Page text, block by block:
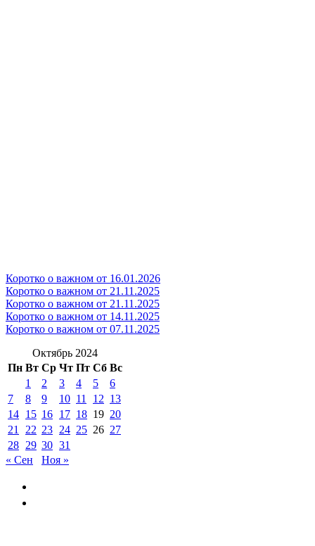
Коротко о важном от 16.01.2026
Коротко о важном от 21.11.2025
Коротко о важном от 21.11.2025
Коротко о важном от 14.11.2025
Коротко о важном от 07.11.2025
Октябрь 2024
Пн Вт Ср Чт Пт Сб Вс
1
2 3 4 5
6
7
8 9 10 11 12 13
14 15 16 17 18 19 20
21
22 23 24 25 26 27
28 29 30 31
« Сен
Ноя »